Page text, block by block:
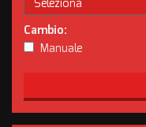
Cambio:
Manuale